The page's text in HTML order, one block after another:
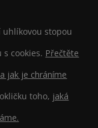
uhlíkovou stopou
cookies. Přečtěte
jak je chráníme
toho, jaká